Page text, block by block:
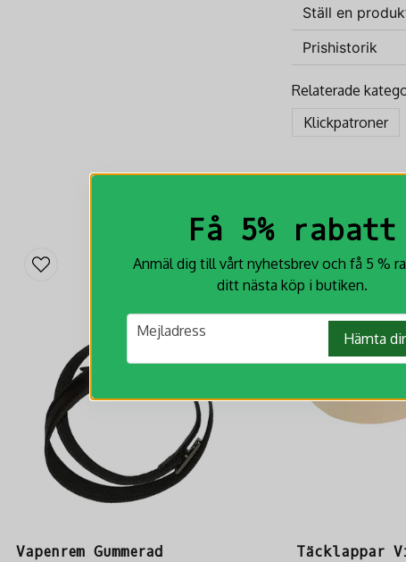
Ställ en
question
Fråga oss
Ja, ni får
Prishistorik
Relaterade
Klickpatroner
Vapenrem Gummerad Täcklappar
Få 5% rabatt
Anmäl dig till vårt nyhetsbrev och få 5 %
ditt nästa köp i butiken.
email
Mejladress Hämta